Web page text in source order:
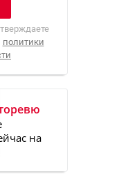
политики
на